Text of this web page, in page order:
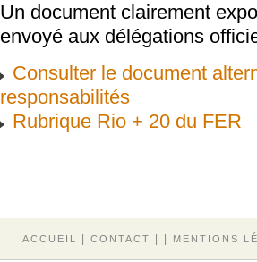
Un document clairement
envoyé aux délégations
Consulter le document
responsabilités
Rubrique Rio + 20 du FER
ACCUEIL | CONTACT | | MENTIONS